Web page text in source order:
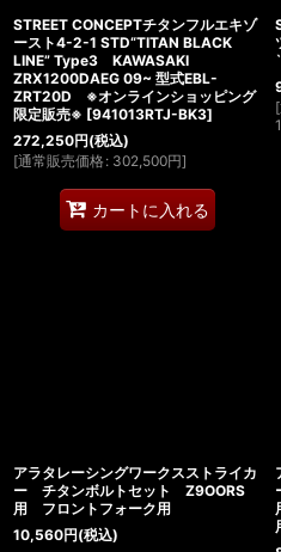
STREET CONCEPTチタンフルエキゾ
ースト4-2-1 STD“TITAN BLACK
LINE” Type3 KAWASAKI
ZRX1200DAEG 09~ 型式EBL-
ZRT20D ※オンラインショッピング
限定販売※ [941013RTJ-BK3]
272,250円(税込)
[通常販売価格 : 302,500円]
カートに入れる
[
アラタレーシングワークスストライカ
ー チタンボルトセット Z9OORS
用 フロントフォーク用
10,560円(税込)